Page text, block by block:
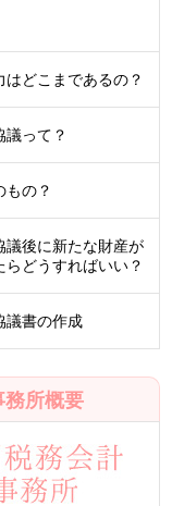
はどこまであるの？
議って？
もの？
議後に新たな財産が
らどうすればいい？
議書の作成
務所概要